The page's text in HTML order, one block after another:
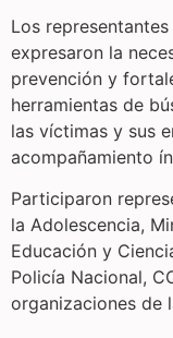
Los
expresaron la
prevención y
herramientas de
las víctimas y sus
acompañamiento
Participaron
la Adolescencia,
Educación y
Policía Nacional,
organizaciones de